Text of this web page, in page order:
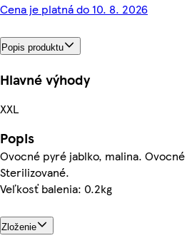
Cena je platná do 10. 8. 2026
Popis produktu
Hlavné výhody
XXL
Popis
Ovocné pyré jablko, malina.
Sterilizované.
Veľkosť balenia: 0.2kg
Zloženie